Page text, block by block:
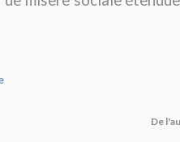
De